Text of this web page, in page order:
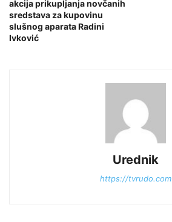
akcija prikupljanja novčanih
sredstava za kupovinu
slušnog aparata Radini
Ivković
Urednik
https://tvrudo.com